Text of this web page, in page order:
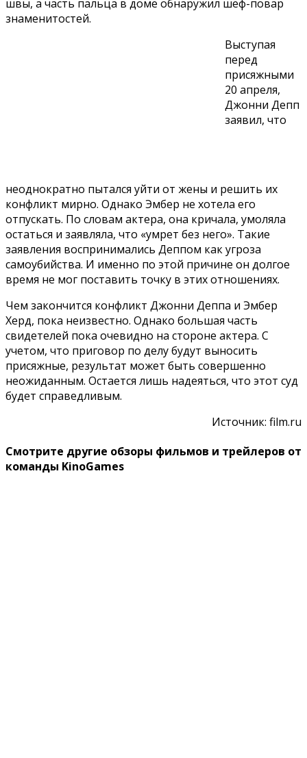
швы, а часть пальца в доме обнаружил шеф-повар
знаменитостей.
Выступая
перед
присяжными
20 апреля,
Джонни Депп
заявил, что
неоднократно пытался уйти от жены и решить их
конфликт мирно. Однако Эмбер не хотела его
отпускать. По словам актера, она кричала, умоляла
остаться и заявляла, что «умрет без него». Такие
заявления воспринимались Деппом как угроза
самоубийства. И именно по этой причине он долгое
время не мог поставить точку в этих отношениях.
Чем закончится конфликт Джонни Деппа и Эмбер
Херд, пока неизвестно. Однако большая часть
свидетелей пока очевидно на стороне актера. С
учетом, что приговор по делу будут выносить
присяжные, результат может быть совершенно
неожиданным. Остается лишь надеяться, что этот суд
будет справедливым.
Источник: film.ru
Смотрите другие обзоры фильмов и трейлеров от
команды KinoGames